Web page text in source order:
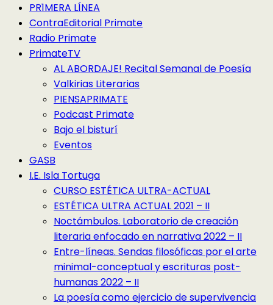
PR1MERA LÍNEA
ContraEditorial Primate
Radio Primate
PrimateTV
AL ABORDAJE! Recital Semanal de Poesía
Valkirias Literarias
PIENSAPRIMATE
Podcast Primate
Bajo el bisturí
Eventos
GASB
I.E. Isla Tortuga
CURSO ESTÉTICA ULTRA-ACTUAL
ESTÉTICA ULTRA ACTUAL 2021 – II
Noctámbulos. Laboratorio de creación
literaria enfocado en narrativa 2022 – II
Entre-líneas. Sendas filosóficas por el arte
minimal-conceptual y escrituras post-
humanas 2022 – II
La poesía como ejercicio de supervivencia